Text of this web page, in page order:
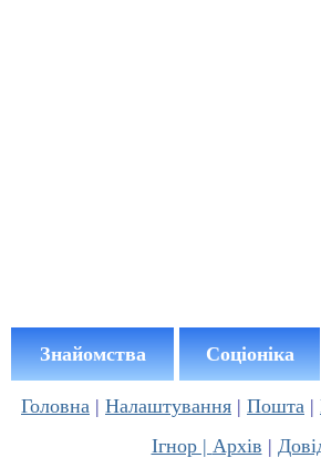
Знайомства Соціоніка
Головна | Налаштування | Пошта |
Ігнор | Архів |